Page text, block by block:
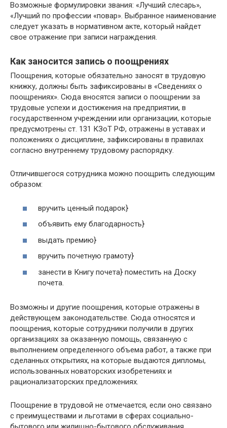
Возможные формулировки звания: «Лучший слесарь»,
«Лучший по профессии «повар». Выбранное наименование
следует указать в нормативном акте, который найдет
свое отражение при записи награждения.
Как заносится запись о поощрениях
Поощрения, которые обязательно заносят в трудовую
книжку, должны быть зафиксированы в «Сведениях о
поощрениях». Сюда вносятся записи о поощрении за
трудовые успехи и достижения на предприятии, в
государственном учреждении или организации, которые
предусмотрены ст. 131 КЗоТ РФ, отражены в уставах и
положениях о дисциплине, зафиксированы в правилах
согласно внутреннему трудовому распорядку.
Отличившегося сотрудника можно поощрить следующим
образом:
вручить ценный подарок}
объявить ему благодарность}
выдать премию}
вручить почетную грамоту}
занести в Книгу почета} поместить на Доску
почета.
Возможны и другие поощрения, которые отражены в
действующем законодательстве. Сюда относятся и
поощрения, которые сотрудники получили в других
организациях за оказанную помощь, связанную с
выполнением определенного объема работ, а также при
сделанных открытиях, на которые выдаются дипломы,
использованных новаторских изобретениях и
рационализаторских предложениях.
Поощрение в трудовой не отмечается, если оно связано
с преимуществами и льготами в сферах социально-